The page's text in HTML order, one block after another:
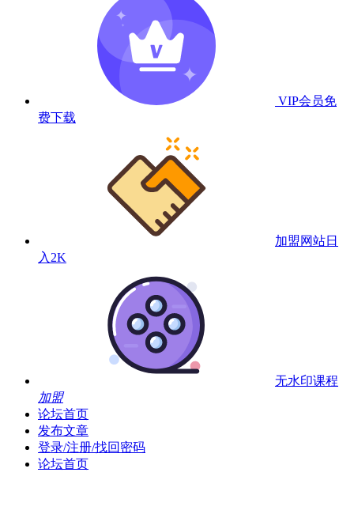
VIP会员免
费下载
加盟网站日
入2K
无水印课程
加盟
论坛首页
发布文章
登录/注册/找回密码
论坛首页